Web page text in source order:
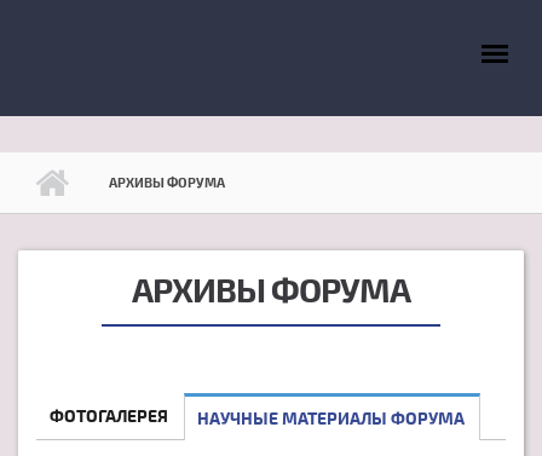
АРХИВЫ ФОРУМА
АРХИВЫ ФОРУМА
ФОТОГАЛЕРЕЯ НАУЧНЫЕ МАТЕРИАЛЫ ФОРУМА